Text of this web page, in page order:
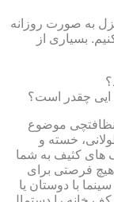
به صورت روزانه
بسیاری از
ایی چقدر است؟
نظافتچی موضوع
خسته و
های کثیف به شما
هیچ فرصتی برای
با دوستان یا